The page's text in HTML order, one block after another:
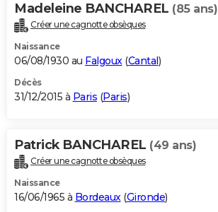
Madeleine BANCHAREL (85 ans)
Créer une cagnotte obsèques
Naissance
06/08/1930 au Falgoux(Cantal)
Décès
31/12/2015 à Paris (Paris)
Patrick BANCHAREL (49 ans)
Créer une cagnotte obsèques
Naissance
16/06/1965 à Bordeaux(Gironde)